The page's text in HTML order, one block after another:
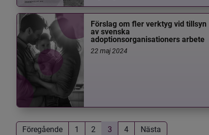
Förslag om fler verktyg vid tillsyn
av svenska
adoptionsorganisationers arbete
22 maj 2024
Föregående 1 2 3 4 Nästa